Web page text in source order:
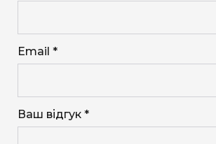
Email *
Ваш відгук *